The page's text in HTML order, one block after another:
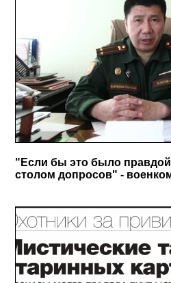
"Если бы это было
столом допросов" -